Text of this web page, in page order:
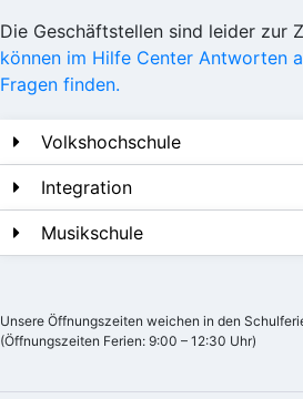
Die Geschäftstellen sind leider zur
können im Hilfe Center Antworten
Fragen finden.
Volkshochschule
Integration
Musikschule
Unsere Öffnungszeiten weichen in den
(Öffnungszeiten Ferien: 9:00 – 12:30 Uhr)